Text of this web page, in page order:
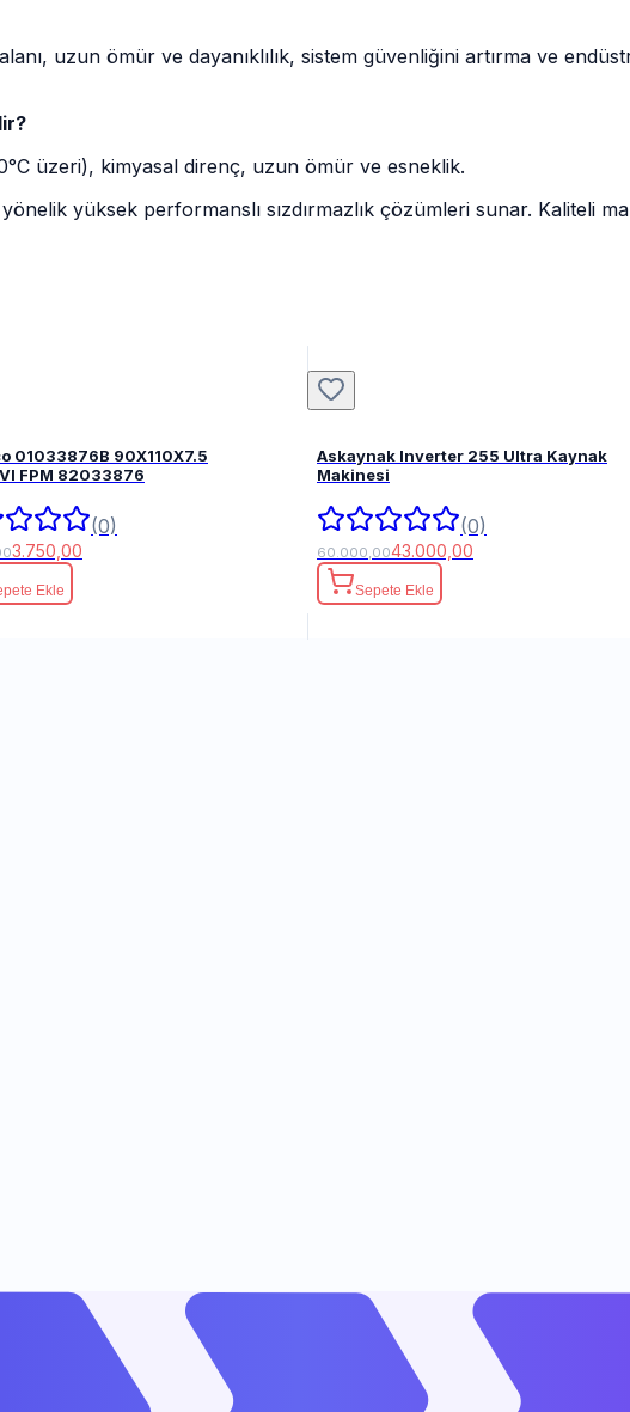
uzun ömür ve dayanıklılık, sistem güvenliğini artırma ve
üzeri), kimyasal direnç, uzun ömür ve esneklik.
yüksek performanslı sızdırmazlık çözümleri sunar. Kaliteli
01033876B 90X110X7.5
BABSLVI FPM 82033876
(0)
3.750,00
Ekle
Askaynak Inverter 255 Ultra Kaynak
Makinesi
(0)
60.000,0043.000,00
Sepete Ekle